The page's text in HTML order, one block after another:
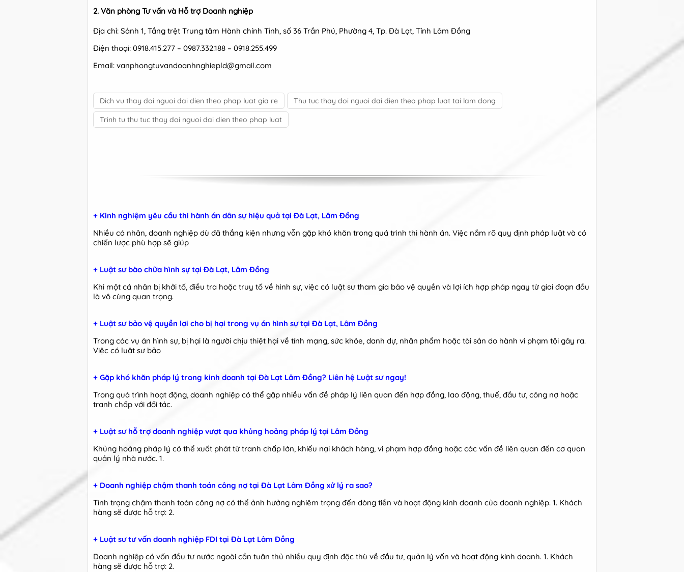
2. Văn phòng Tư vấn và Hỗ trợ Doanh nghiệp
Địa chỉ: Sảnh 1, Tầng trệt Trung tâm Hành chính Tỉnh, số 36 Trần Phú, Phường 4, Tp. Đà Lạt, Tỉnh Lâm Đồng
Điện thoại: 0918.415.277 – 0987.332.188 – 0918.255.499
Email: vanphongtuvandoanhnghiepld@gmail.com
Dich vu thay doi nguoi dai dien theo phap luat gia re Thu tuc thay doi nguoi dai dien theo phap luat tai lam dong
Trinh tu thu tuc thay doi nguoi dai dien theo phap luat
+ Kinh nghiệm yêu cầu thi hành án dân sự hiệu quả tại Đà Lạt, Lâm Đồng
Nhiều cá nhân, doanh nghiệp dù đã thắng kiện nhưng vẫn gặp khó khăn trong quá trình thi hành án. Việc nắm rõ quy định pháp luật và có
chiến lược phù hợp sẽ giúp
+ Luật sư bào chữa hình sự tại Đà Lạt, Lâm Đồng
Khi một cá nhân bị khởi tố, điều tra hoặc truy tố về hình sự, việc có luật sư tham gia bảo vệ quyền và lợi ích hợp pháp ngay từ giai đoạn đầu
là vô cùng quan trọng.
+ Luật sư bảo vệ quyền lợi cho bị hại trong vụ án hình sự tại Đà Lạt, Lâm Đồng
Trong các vụ án hình sự, bị hại là người chịu thiệt hại về tính mạng, sức khỏe, danh dự, nhân phẩm hoặc tài sản do hành vi phạm tội gây ra.
Việc có luật sư bảo
+ Gặp khó khăn pháp lý trong kinh doanh tại Đà Lạt Lâm Đồng? Liên hệ Luật sư ngay!
Trong quá trình hoạt động, doanh nghiệp có thể gặp nhiều vấn đề pháp lý liên quan đến hợp đồng, lao động, thuế, đầu tư, công nợ hoặc
tranh chấp với đối tác.
+ Luật sư hỗ trợ doanh nghiệp vượt qua khủng hoảng pháp lý tại Lâm Đồng
Khủng hoảng pháp lý có thể xuất phát từ tranh chấp lớn, khiếu nại khách hàng, vi phạm hợp đồng hoặc các vấn đề liên quan đến cơ quan
quản lý nhà nước. 1.
+ Doanh nghiệp chậm thanh toán công nợ tại Đà Lạt Lâm Đồng xử lý ra sao?
Tình trạng chậm thanh toán công nợ có thể ảnh hưởng nghiêm trọng đến dòng tiền và hoạt động kinh doanh của doanh nghiệp. 1. Khách
hàng sẽ được hỗ trợ: 2.
+ Luật sư tư vấn doanh nghiệp FDI tại Đà Lạt Lâm Đồng
Doanh nghiệp có vốn đầu tư nước ngoài cần tuân thủ nhiều quy định đặc thù về đầu tư, quản lý vốn và hoạt động kinh doanh. 1. Khách
hàng sẽ được hỗ trợ: 2.